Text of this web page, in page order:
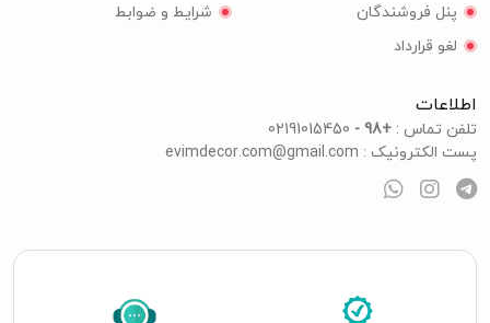
پنل فروشندگان
لغو قرارداد
شرایط و ضوابط
اطلاعات
تلفن تماس : +98 -
02191015450
پست الکترونیک : evimdecor.com@gmail.com